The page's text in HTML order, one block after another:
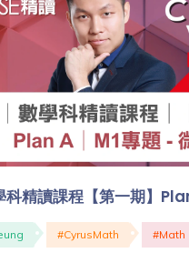
科精讀課程【第一期】
#CyrusMath #Math